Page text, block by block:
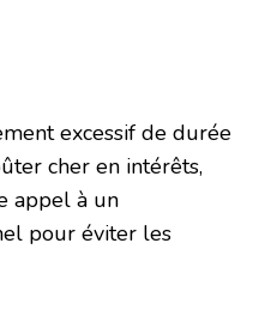
excessif de durée
cher en intérêts,
appel à un
pour éviter les